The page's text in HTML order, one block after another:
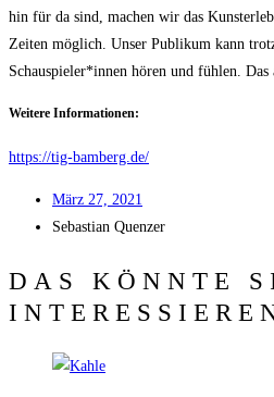
hin für da sind, machen wir das
Zei­ten mög­lich. Unser Publi­kum kann
Schauspieler*innen hören und füh­len.
Wei­te­re Informationen:
https://tig-bamberg.de/
März 27, 2021
Sebas­ti­an Quenzer
DAS KÖNNTE